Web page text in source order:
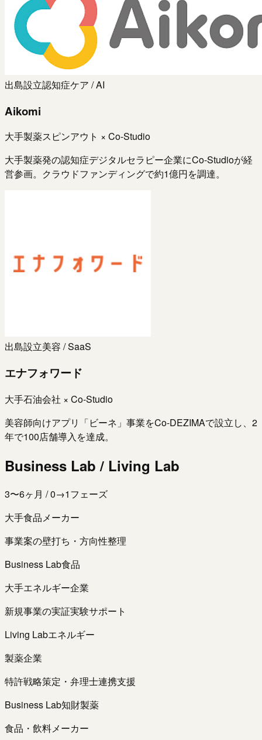
出島設立認知症ケア / AI
Aikomi
大手製薬スピンアウト × Co-Studio
大手製薬発の認知症デジタルセラピー企業にCo-Studioが経
営参画。クラウドファンディングで約1億円を調達。
出島設立美容 / SaaS
エナフォワード
大手石油会社 × Co-Studio
美容師向けアプリ「ビーネ」事業をCo-DEZIMAで設立し、2
年で100店舗導入を達成。
Business Lab / Living Lab
3〜6ヶ月 / 0→1フェーズ
大手食品メーカー
事業案の壁打ち・方向性整理
Business Lab食品
大手エネルギー企業
新規事業の実証実験サポート
Living Labエネルギー
製薬企業
特許戦略策定・弁理士連携支援
Business Lab知財製薬
食品・飲料メーカー